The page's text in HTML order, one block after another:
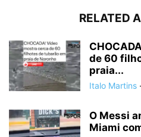
RELATED
de 60
praia...
Italo Martins
O Messi
Miami